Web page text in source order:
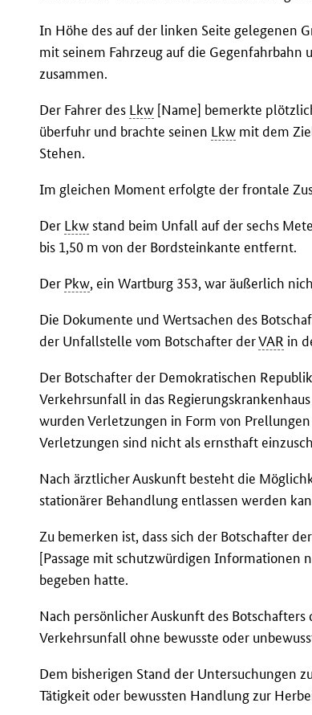
In Höhe des auf der linken Seite gelegenen
mit seinem Fahrzeug auf die
zusammen.
Der Fahrer des Lkw [Name] bemerkte
überfuhr und brachte seinen Lkw mit dem
Stehen.
Im gleichen Moment erfolgte der frontale
Der Lkwstand beim Unfall auf der sechs
bis 1,50 m von der Bordsteinkante entfernt.
Der Pkw, ein Wartburg 353, war äußerlich
Die Dokumente und Wertsachen des
der Unfallstelle vom Botschafter derVAR in
Der Botschafter der Demokratischen
Verkehrsunfall in das
wurden Verletzungen in Form von
Verletzungen sind nicht als ernsthaft
Nach ärztlicher Auskunft besteht die
stationärer Behandlung entlassen werden
Zu bemerken ist, dass sich der Botschafter
[Passage mit schutzwürdigen Informationen
begeben hatte.
Nach persönlicher Auskunft des
Verkehrsunfall ohne bewusste oder
Dem bisherigen Stand der Untersuchungen
Tätigkeit oder bewussten Handlung zur